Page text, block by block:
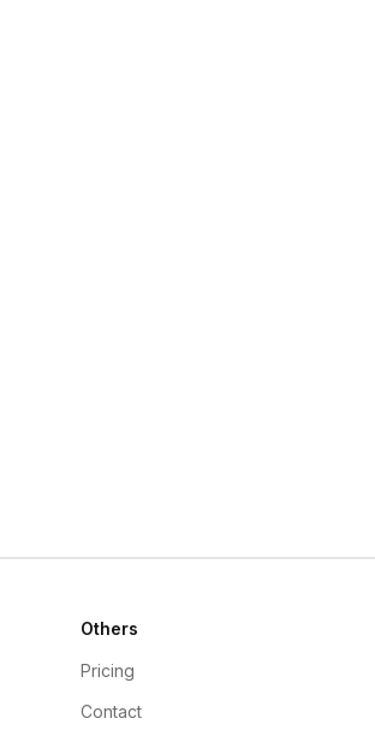
Others
Pricing
Contact